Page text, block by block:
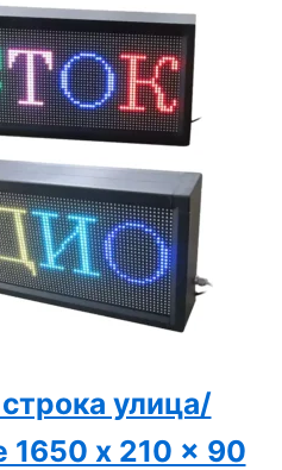
улица/
x 210 x 90